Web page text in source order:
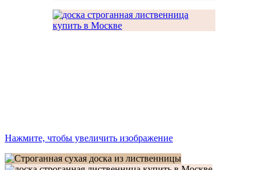
40
000₽
Нажмите, чтобы увеличить изображение